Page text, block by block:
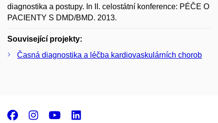
diagnostika a postupy. In II. celostátní konference: PÉČE O
PACIENTY S DMD/BMD. 2013.
Související projekty:
Časná diagnostika a léčba kardiovaskulárních chorob
Facebook
Instagram
Youtube
LinkedIn